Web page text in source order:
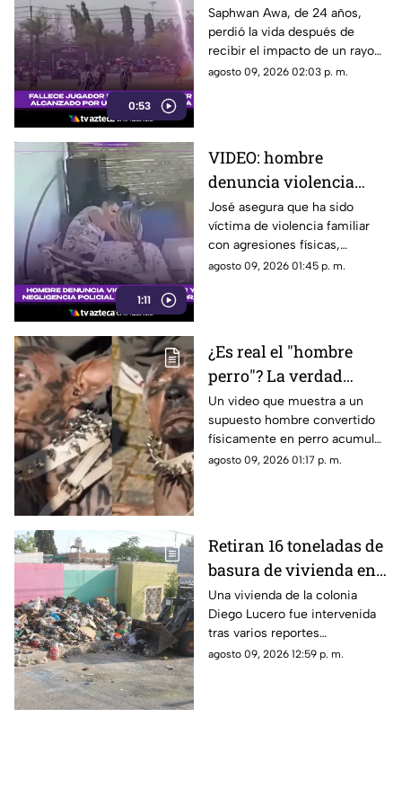
0:53
un rayo en pleno
partido
Saphwan Awa, de 24 años,
perdió la vida después de
recibir el impacto de un rayo
mientras disputaba un partido
agosto 09, 2026 02:03 p. m.
1:11
VIDEO: hombre
denuncia violencia
familiar y acusa falta
de atención policial
José asegura que ha sido
víctima de violencia familiar
con agresiones físicas,
psicológicas y amenazas por
agosto 09, 2026 01:45 p. m.
¿Es real el "hombre
perro"? La verdad
detrás del video viral
en redes sociales
Un video que muestra a un
supuesto hombre convertido
físicamente en perro acumuló
millones de reproducciones y
agosto 09, 2026 01:17 p. m.
Retiran 16 toneladas de
basura de vivienda en
la colonia Diego Lucero
Una vivienda de la colonia
Diego Lucero fue intervenida
tras varios reportes
ciudadanos por acumulación
agosto 09, 2026 12:59 p. m.